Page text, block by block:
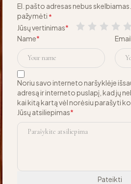
El. pašto adresas nebus skelbiamas.
pažymėti *
Jūsų vertinimas*
Jūsų atsiliepimas*
Name* Email
Noriu savo interneto naršyklėje
adresą ir interneto puslapį, kad jų
kai kitą kartą vėl norėsiu parašyti